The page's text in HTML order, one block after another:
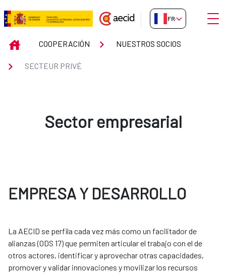
Saut au contenu principal
SECTEUR PRIVÉ
FR-FR
INICIOCOOPERACIÓN NUESTROS SOCIOS
SECTEUR PRIVÉ
Sector empresarial
EMPRESA Y DESARROLLO
La AECID se perfila cada vez más como un facilitador de
alianzas (ODS 17) que permiten articular el trabajo con el de
otros actores, identificar y aprovechar otras capacidades,
promover y validar innovaciones y movilizar los recursos